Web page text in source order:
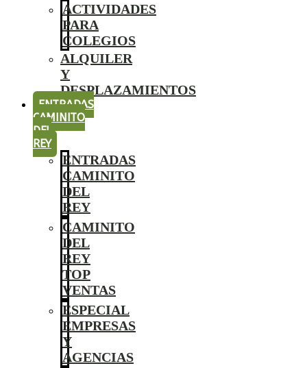
ACTIVIDADES
PARA
COLEGIOS
ALQUILER
Y
DESPLAZAMIENTOS
ENTRADAS
CAMINITO
DEL
REY
ENTRADAS
CAMINITO
DEL
REY
CAMINITO
DEL
REY
TOP
VENTAS
ESPECIAL
EMPRESAS
Y
AGENCIAS